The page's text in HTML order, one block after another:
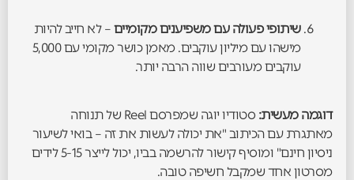
שיתופי פעולה עם משפיענים מקומיים – לא חייב להיות
מישהו עם מיליון עוקבים. מאמן כושר מקומי עם 5,000
עוקבים מעורבים שווה הרבה יותר.
דוגמה מעשית:
סטודיו יוגה שמפרסם Reel של תנוחה
מאתגרת עם הכיתוב "את יכולה לעשות את זה – בואי לשיעור
ניסיון חינם" ומוסיף קישור להרשמה בביו, יכול לייצר 5-15 לידים
מסרטון אחד שמקבל חשיפה טובה.